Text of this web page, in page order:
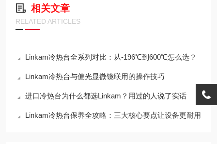
相关文章
RELATED ARTICLES
Linkam冷热台全系列对比：从-196℃到600℃怎么选？
Linkam冷热台与偏光显微镜联用的操作技巧
进口冷热台为什么都选Linkam？用过的人说了实话
Linkam冷热台保养全攻略：三大核心要点让设备更耐用